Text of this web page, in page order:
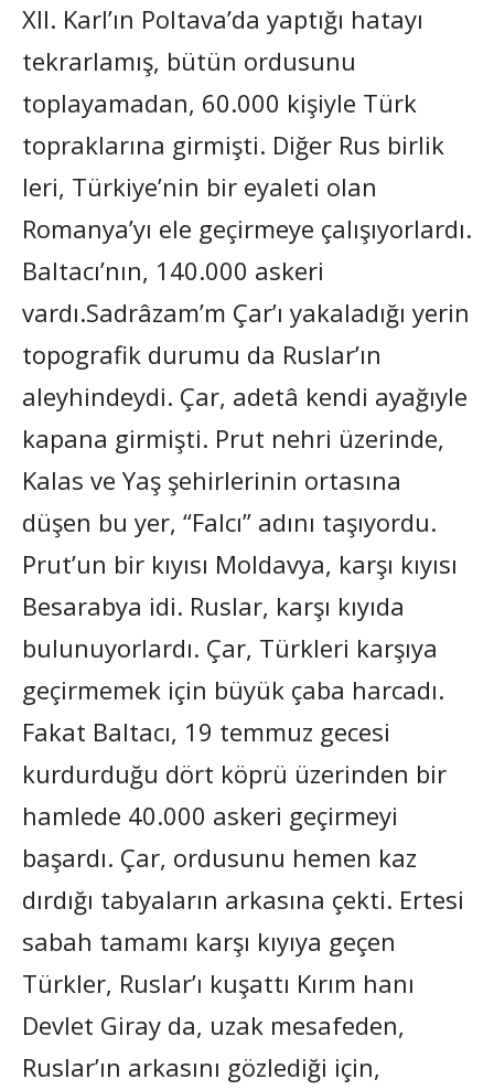
XII. Karl’ın Poltava’da yaptığı hatayı
tekrarlamış, bütün ordusunu
toplayamadan, 60.000 kişiyle Türk
topraklarına girmişti. Diğer Rus birlik
leri, Türkiye’nin bir eyaleti olan
Romanya’yı ele geçirmeye çalışıyorlardı.
Baltacı’nın, 140.000 askeri
vardı.Sadrâzam’m Çar’ı yakaladığı yerin
topografik durumu da Ruslar’ın
aleyhindeydi. Çar, adetâ kendi ayağıyle
kapana girmişti. Prut nehri üzerinde,
Kalas ve Yaş şehirlerinin ortasına
düşen bu yer, “Falcı” adını taşıyordu.
Prut’un bir kıyısı Moldavya, karşı kıyısı
Besarabya idi. Ruslar, karşı kıyıda
bulunuyorlardı. Çar, Türkleri karşıya
geçirmemek için büyük çaba harcadı.
Fakat Baltacı, 19 temmuz gecesi
kurdurduğu dört köprü üzerinden bir
hamlede 40.000 askeri geçirmeyi
başardı. Çar, ordusunu hemen kaz
dırdığı tabyaların arkasına çekti. Ertesi
sabah tamamı karşı kıyıya geçen
Türkler, Ruslar’ı kuşattı Kırım hanı
Devlet Giray da, uzak mesafeden,
Ruslar’ın arkasını gözlediği için,